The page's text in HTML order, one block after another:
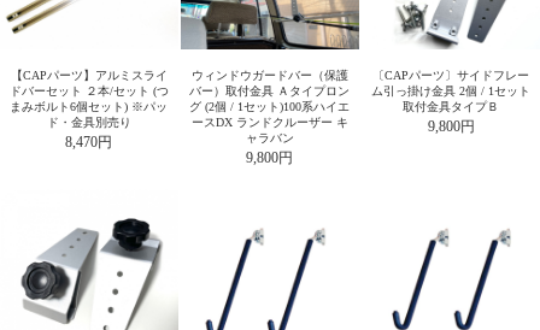
【CAPパーツ】アルミスライ
ドバーセット ２本/セット (つ
まみボルト6個セット) ※パッ
ド・金具別売り
8,470円
ウィンドウガードバー（保護
バー）取付金具 Ａタイプロン
グ (2個 / 1セット)100系ハイエ
ースDX ランドクルーザー キ
ャラバン
9,800円
〔CAPパーツ〕サイドフレー
ム引っ掛け金具 2個 / 1セット
取付金具タイプＢ
9,800円